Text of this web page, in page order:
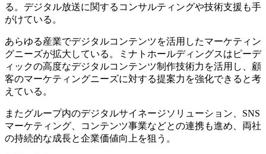
る。デジタル放送に関するコンサルティングや技術支援も手
がけている。
あらゆる産業でデジタルコンテンツを活用したマーケティン
グニーズが拡大している。ミナトホールディングスはピーデ
ィックの高度なデジタルコンテンツ制作技術力を活用し、顧
客のマーケティングニーズに対する提案力を強化できると考
えている。
またグループ内のデジタルサイネージソリューション、SNS
マーケティング、コンテンツ事業などとの連携も進め、両社
の持続的な成長と企業価値向上を狙う。